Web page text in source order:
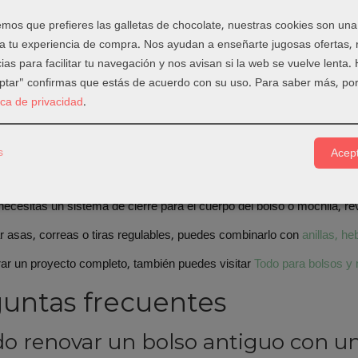
de Laura
cambia completamente cómo se usa un bolso. Antes de
materiales cómodos para ese uso.
relacionados
forma parte de nuestra categoría de
, donde
un sistema de cierre para el cuerpo del bolso o mochila,
asas, correas o tiras regulables, puedes combinarlo conanillas,
un proyecto completo, también puedes visitarTodo para bolsos y
frecuentes
renovar un bolso antiguo con
que prefieres las galletas de chocolate, nuestras cookies son
tu experiencia de compra. Nos ayudan a enseñarte jugosas ofertas,
para facilitar tu navegación y nos avisan si la web se vuelve lenta.
confirmas que estás de acuerdo con su uso. Para saber más,
de privacidad.